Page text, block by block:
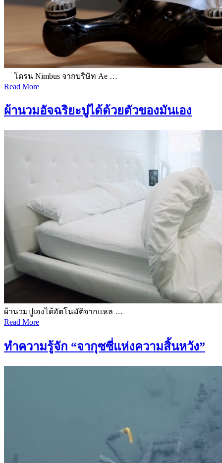
โดรน Nimbus จากบริษัท Ae …
Read More
ผ้านวมอัจฉริยะปูได้ด้วยตัวของมันเอง
ผ้านวมปูเองได้อัตโนมัติจากแหล …
Read More
ทำความรู้จัก “จากุซซี่แห่งความสิ้นหวัง”